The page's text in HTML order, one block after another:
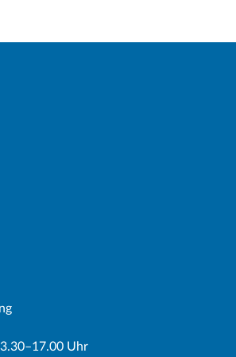
Uhr